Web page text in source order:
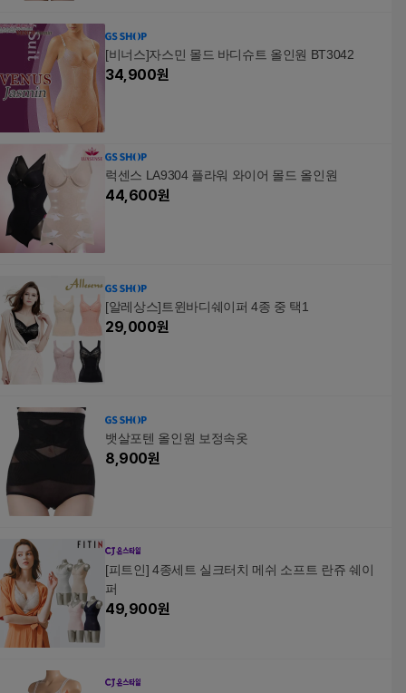
[비너스]자스민 몰드 바디슈트 올인원 BT3042
34,900원
럭센스 LA9304 플라워 와이어 몰드 올인원
44,600원
[알레상스]트윈바디쉐이퍼 4종 중 택1
29,000원
뱃살포텐 올인원 보정속옷
8,900원
[피트인] 4종세트 실크터치 메쉬 소프트 란쥬 쉐이
퍼
49,900원